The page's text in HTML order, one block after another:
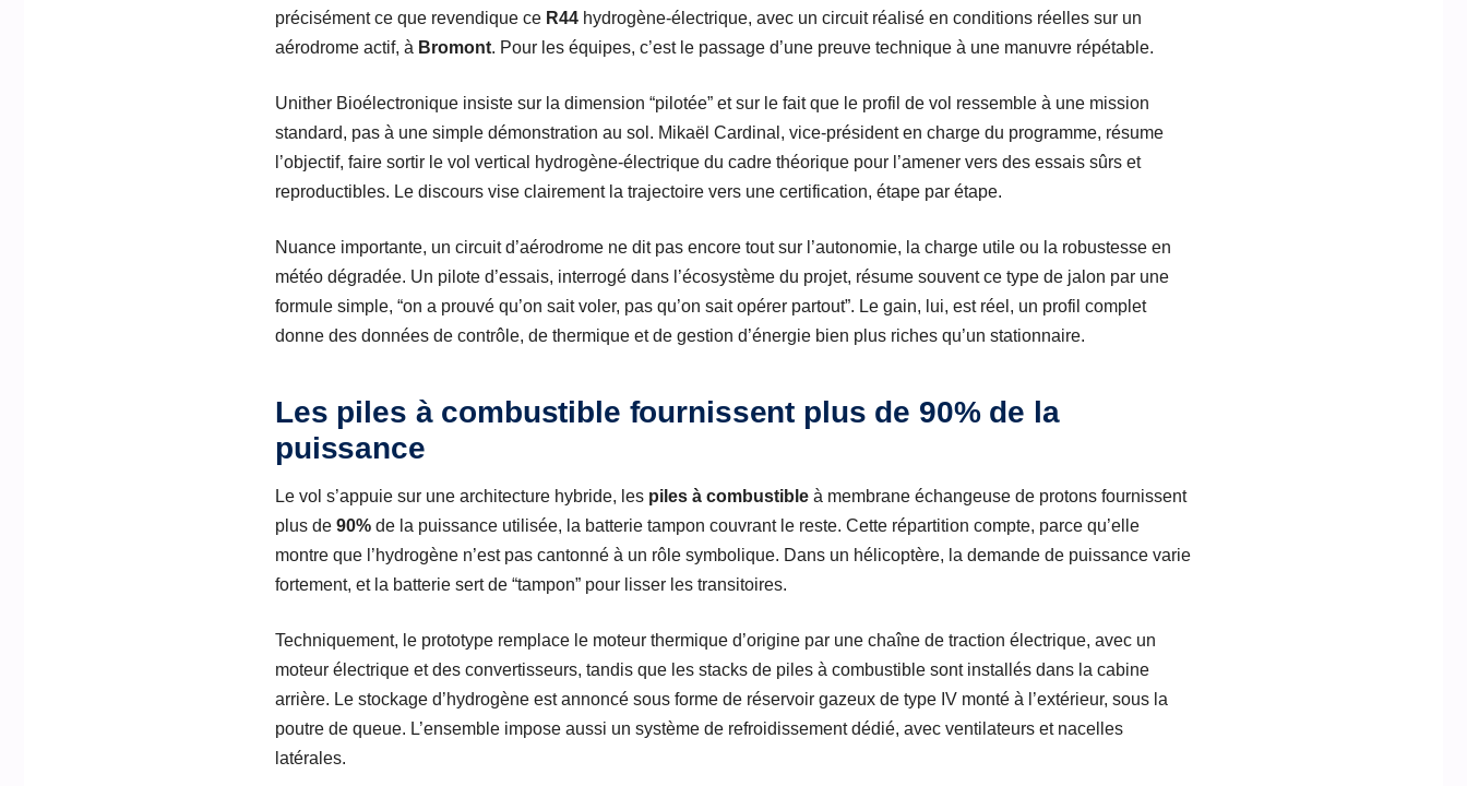
précisément ce que revendique ce R44 hydrogène-électrique, avec un circuit réalisé en conditions réelles sur un
aérodrome actif, à Bromont. Pour les équipes, c’est le passage d’une preuve technique à une manuvre répétable.
Unither Bioélectronique insiste sur la dimension “pilotée” et sur le fait que le profil de vol ressemble à une mission
standard, pas à une simple démonstration au sol. Mikaël Cardinal, vice-président en charge du programme, résume
l’objectif, faire sortir le vol vertical hydrogène-électrique du cadre théorique pour l’amener vers des essais sûrs et
reproductibles. Le discours vise clairement la trajectoire vers une certification, étape par étape.
Nuance importante, un circuit d’aérodrome ne dit pas encore tout sur l’autonomie, la charge utile ou la robustesse en
météo dégradée. Un pilote d’essais, interrogé dans l’écosystème du projet, résume souvent ce type de jalon par une
formule simple, “on a prouvé qu’on sait voler, pas qu’on sait opérer partout”. Le gain, lui, est réel, un profil complet
donne des données de contrôle, de thermique et de gestion d’énergie bien plus riches qu’un stationnaire.
Les piles à combustible fournissent plus de 90% de la
puissance
Le vol s’appuie sur une architecture hybride, les piles à combustible à membrane échangeuse de protons fournissent
plus de 90% de la puissance utilisée, la batterie tampon couvrant le reste. Cette répartition compte, parce qu’elle
montre que l’hydrogène n’est pas cantonné à un rôle symbolique. Dans un hélicoptère, la demande de puissance varie
fortement, et la batterie sert de “tampon” pour lisser les transitoires.
Techniquement, le prototype remplace le moteur thermique d’origine par une chaîne de traction électrique, avec un
moteur électrique et des convertisseurs, tandis que les stacks de piles à combustible sont installés dans la cabine
arrière. Le stockage d’hydrogène est annoncé sous forme de réservoir gazeux de type IV monté à l’extérieur, sous la
poutre de queue. L’ensemble impose aussi un système de refroidissement dédié, avec ventilateurs et nacelles
latérales.